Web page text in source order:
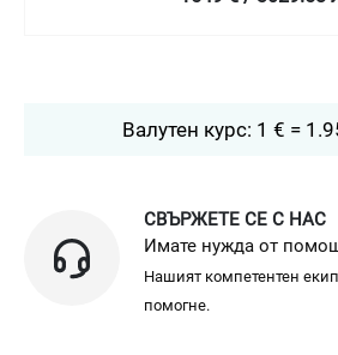
Валутен курс: 1 € =
СВЪРЖЕТЕ СЕ С НАС
Имате нужда от
Нашият компетентен
помогне.